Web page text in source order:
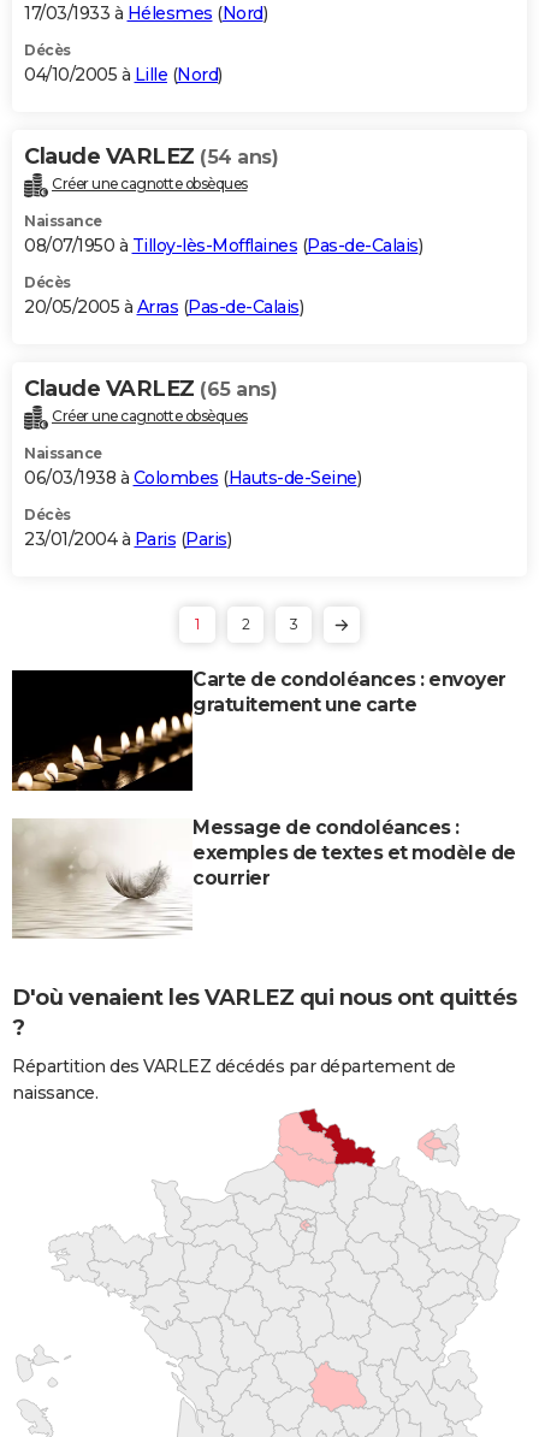
17/03/1933 à Hélesmes (Nord)
Décès
04/10/2005 à Lille (Nord)
Claude VARLEZ (54 ans)
Créer une cagnotte obsèques
Naissance
08/07/1950 à Tilloy-lès-Mofflaines (Pas-de-Calais)
Décès
20/05/2005 à Arras (Pas-de-Calais)
Claude VARLEZ (65 ans)
Créer une cagnotte obsèques
Naissance
06/03/1938 à Colombes (Hauts-de-Seine)
Décès
23/01/2004 à Paris (Paris)
1 2 3
Carte de condoléances : envoyer
gratuitement une carte
Message de condoléances :
exemples de textes et modèle de
courrier
D'où venaient les VARLEZ qui nous ont quittés
?
Répartition des VARLEZ décédés par département de
naissance.